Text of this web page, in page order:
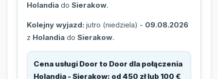
Holandia do Sierakow.
Kolejny wyjazd: jutro (niedziela) - 09.08.2026
z Holandia do Sierakow.
Cena usługi Door to Door dla połączenia
Holandia - Sierakow: od 450 zł lub 100 €